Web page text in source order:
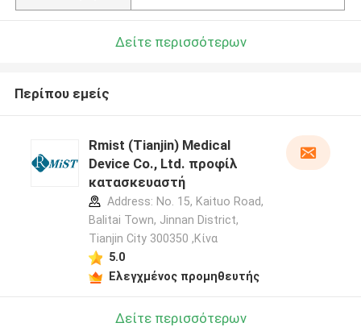
Δείτε περισσότερων
Περίπου εμείς
Rmist (Tianjin) Medical
Device Co., Ltd. προφίλ
κατασκευαστή
Address: No. 15, Kaituo Road,
Balitai Town, Jinnan District,
Tianjin City 300350 ,Κίνα
5.0
Ελεγχμένος προμηθευτής
Δείτε περισσότερων